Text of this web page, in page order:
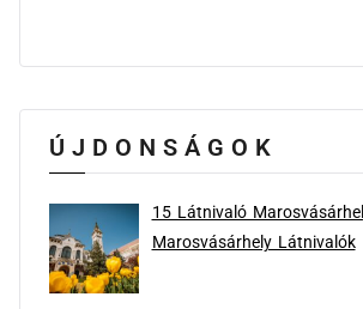
ÚJDONSÁGOK
15 Látnivaló
Marosvásárhely Látnivalók